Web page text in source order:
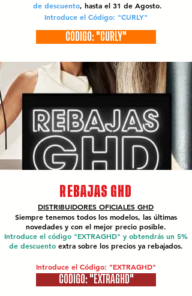
de descuento, hasta el 31 de Agosto.
Introduce el Código: "CURLY"
CÓDIGO: "CURLY"
REBAJAS GHD
DISTRIBUIDORES OFICIALES GHD
Siempre tenemos todos los modelos, las últimas
novedades y con el mejor precio posible.
Introduce el código "EXTRAGHD" y obtendrás un 5%
de descuento extra sobre los precios ya rebajados.
Introduce el Código: "EXTRAGHD"
CÓDIGO: "EXTRAGHD"